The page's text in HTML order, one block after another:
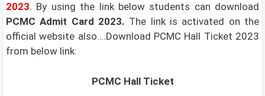
2023. By using the link below students can download
PCMC Admit Card 2023. The link is activated on the
official website also….Download PCMC Hall Ticket 2023
from below link:
PCMC Hall Ticket